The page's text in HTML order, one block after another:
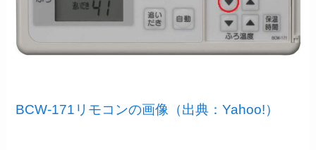
BCW-171リモコンの画像（出典：Yahoo!）